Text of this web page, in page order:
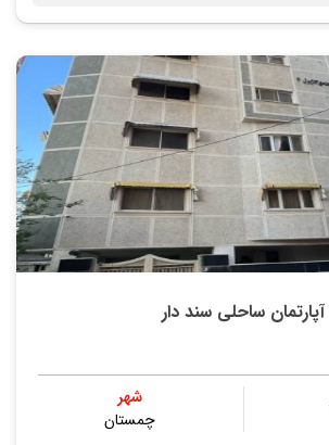
آپارتمان ساحلی سند دار
شهر
چمستان